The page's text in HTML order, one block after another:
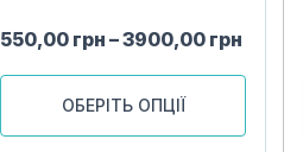
550,00 грн –3900,00 грн
ОБЕРІТЬ ОПЦІЇ